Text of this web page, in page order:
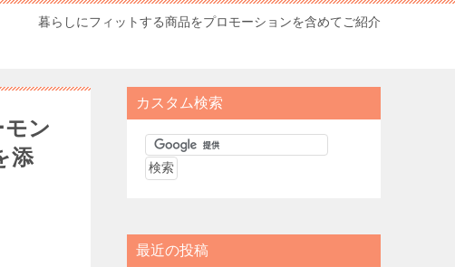
暮らしにフィットする商品をプロモーションを含めてご紹介
ン
添
カスタム検索
最近の投稿